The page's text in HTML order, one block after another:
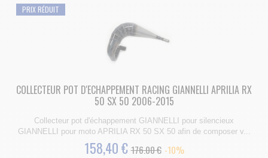
PRIX RÉDUIT
COLLECTEUR POT D'ECHAPPEMENT RACING GIANNELLI APRILIA RX
50 SX 50 2006-2015
Collecteur pot d'échappement GIANNELLI pour silencieux
GIANNELLI pour moto APRILIA RX 50 SX 50 afin de composer v...
158,40 € 176.00 € -10%